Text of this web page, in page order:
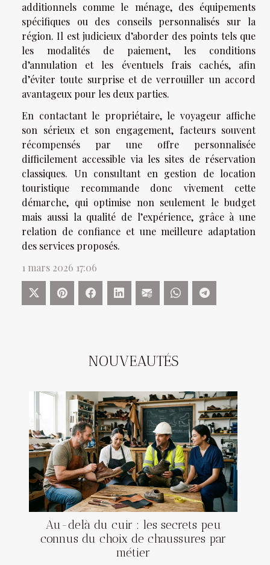
NOUVEAUTÉS
Au-delà du cuir : les secrets peu
connus du choix de chaussures par
métier
additionnels comme le ménage, des équipements
spécifiques ou des conseils personnalisés sur la
région. Il est judicieux d’aborder des points tels que
les modalités de paiement, les conditions
d’annulation et les éventuels frais cachés, afin
d’éviter toute surprise et de verrouiller un accord
avantageux pour les deux parties.
En contactant le propriétaire, le voyageur affiche
son sérieux et son engagement, facteurs souvent
récompensés par une offre personnalisée
difficilement accessible via les sites de réservation
classiques. Un consultant en gestion de location
touristique recommande donc vivement cette
démarche, qui optimise non seulement le budget
mais aussi la qualité de l’expérience, grâce à une
relation de confiance et une meilleure adaptation
des services proposés.
1 mars 2026 17:06